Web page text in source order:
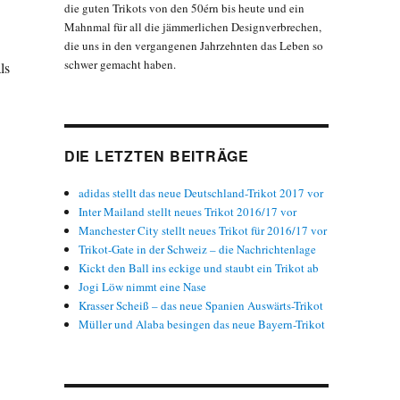
Bet-at-home als neuen Trikotsponsor“
die guten Trikots von den 50érn bis heute und ein
Mahnmal für all die jämmerlichen Designverbrechen,
die uns in den vergangenen Jahrzehnten das Leben so
schwer gemacht haben.
DIE LETZTEN BEITRÄGE
adidas stellt das neue Deutschland-Trikot 2017 vor
Inter Mailand stellt neues Trikot 2016/17 vor
Manchester City stellt neues Trikot für 2016/17 vor
Trikot-Gate in der Schweiz – die Nachrichtenlage
Kickt den Ball ins eckige und staubt ein Trikot ab
Jogi Löw nimmt eine Nase
Krasser Scheiß – das neue Spanien Auswärts-Trikot
Müller und Alaba besingen das neue Bayern-Trikot